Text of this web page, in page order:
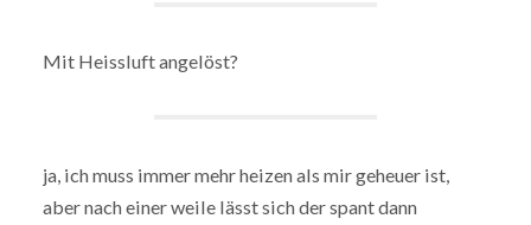
Mit Heissluft angelöst?
ja, ich muss immer mehr heizen als mir geheuer ist,
aber nach einer weile lässt sich der spant dann